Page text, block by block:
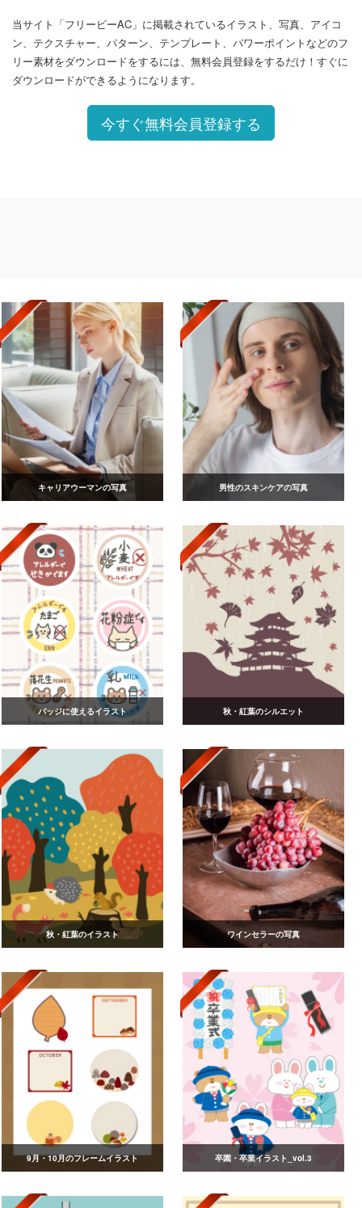
当サイト「フリービーAC」に掲載されているイラスト、写真、アイコ
ン、テクスチャー、パターン、テンプレート、パワーポイントなどのフ
リー素材をダウンロードをするには、無料会員登録をするだけ！すぐに
ダウンロードができるようになります。
今すぐ無料会員登録する
キャリアウーマンの写真 男性のスキンケアの写真
バッジに使えるイラスト 秋・紅葉のシルエット
秋・紅葉のイラスト ワインセラーの写真
9月・10月のフレームイラスト 卒園・卒業イラスト_vol.3